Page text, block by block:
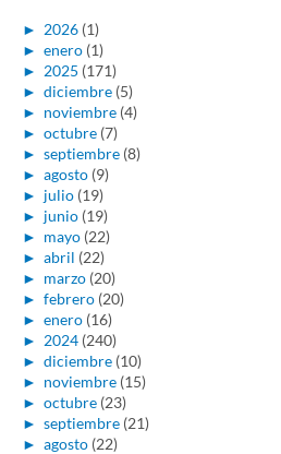
► 2026 (1)
► enero (1)
► 2025 (171)
► diciembre (5)
► noviembre (4)
► octubre (7)
► septiembre (8)
► agosto (9)
► julio (19)
► junio (19)
► mayo (22)
► abril (22)
► marzo (20)
► febrero (20)
► enero (16)
► 2024 (240)
► diciembre (10)
► noviembre (15)
► octubre (23)
► septiembre (21)
► agosto (22)